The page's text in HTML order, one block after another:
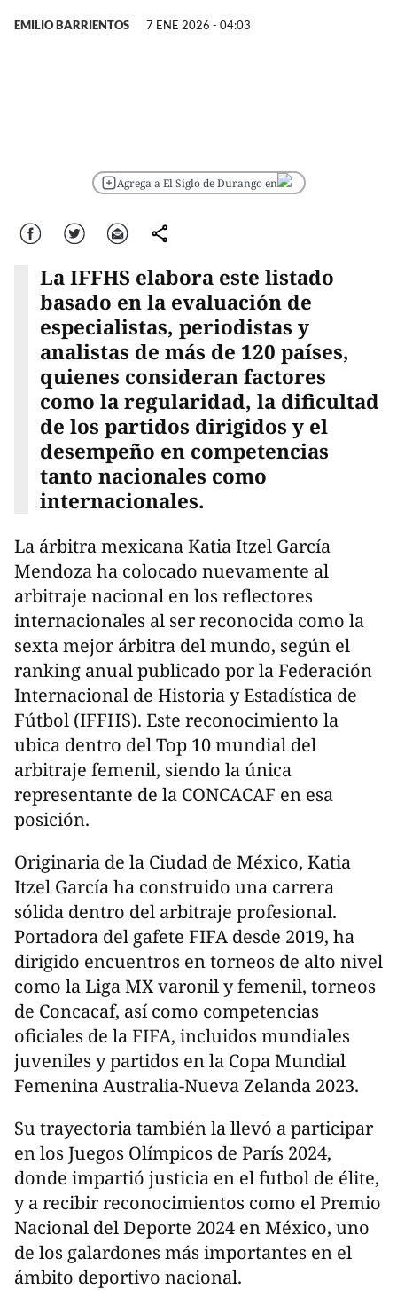
EMILIO BARRIENTOS 7 ENE 2026 - 04:03
Agrega a El Siglo de Durango en
Facebook Twitter Correo comparte
La IFFHS elabora este listado
basado en la evaluación de
especialistas, periodistas y
analistas de más de 120 países,
quienes consideran factores
como la regularidad, la dificultad
de los partidos dirigidos y el
desempeño en competencias
tanto nacionales como
internacionales.
La árbitra mexicana Katia Itzel García
Mendoza ha colocado nuevamente al
arbitraje nacional en los reflectores
internacionales al ser reconocida como la
sexta mejor árbitra del mundo, según el
ranking anual publicado por la Federación
Internacional de Historia y Estadística de
Fútbol (IFFHS). Este reconocimiento la
ubica dentro del Top 10 mundial del
arbitraje femenil, siendo la única
representante de la CONCACAF en esa
posición.
Originaria de la Ciudad de México, Katia
Itzel García ha construido una carrera
sólida dentro del arbitraje profesional.
Portadora del gafete FIFA desde 2019, ha
dirigido encuentros en torneos de alto nivel
como la Liga MX varonil y femenil, torneos
de Concacaf, así como competencias
oficiales de la FIFA, incluidos mundiales
juveniles y partidos en la Copa Mundial
Femenina Australia-Nueva Zelanda 2023.
Su trayectoria también la llevó a participar
en los Juegos Olímpicos de París 2024,
donde impartió justicia en el futbol de élite,
y a recibir reconocimientos como el Premio
Nacional del Deporte 2024 en México, uno
de los galardones más importantes en el
ámbito deportivo nacional.